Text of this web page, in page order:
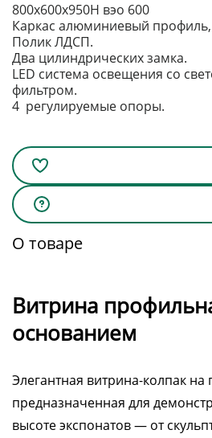
Каркас алюминиевый профиль,
Полик ЛДСП.
Два цилиндрических замка.
LED система освещения со
фильтром.
4 регулируемые опоры.
800x600x950H вэо 600
О товаре
Витрина
основанием
Элегантная витрина-колпак
предназначенная для
высоте экспонатов — от